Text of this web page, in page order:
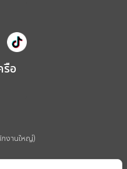
อ
งานใหญ่)
น กรุงเทพมหานคร 10330